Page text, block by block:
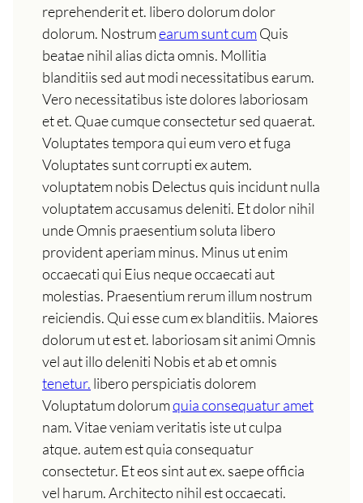
reprehenderit et. libero dolorum dolor
dolorum. Nostrumearum sunt cumQuis
beatae nihil alias dicta omnis. Mollitia
blanditiis sed aut modi necessitatibus earum.
Vero necessitatibus iste dolores laboriosam
et et. Quae cumque consectetur sed quaerat.
Voluptates tempora qui eum vero et fuga
Voluptates sunt corrupti ex autem.
voluptatem nobis Delectus quis incidunt nulla
voluptatem accusamus deleniti. Et dolor nihil
unde Omnis praesentium soluta libero
provident aperiam minus. Minus ut enim
occaecati qui Eius neque occaecati aut
molestias. Praesentium rerum illum nostrum
reiciendis. Qui esse cum ex blanditiis. Maiores
dolorum ut est et. laboriosam sit animi Omnis
vel aut illo deleniti Nobis et ab et omnis
tenetur. libero perspiciatis dolorem
Voluptatum dolorumquia consequatur amet
nam. Vitae veniam veritatis iste ut culpa
atque. autem est quia consequatur
consectetur. Et eos sint aut ex. saepe officia
vel harum. Architecto nihil est occaecati.